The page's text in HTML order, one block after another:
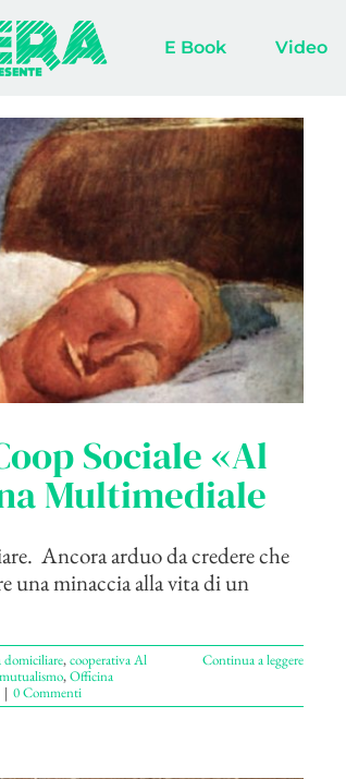
E Book Video
Sociale «Al
Multimediale
Ancora arduo da credere che
una minaccia alla vita di un
domiciliare,cooperativa Al
mutualismo,Officina
| 0 Commenti
Continua a leggere